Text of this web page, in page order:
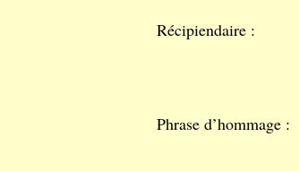
Récipiendaire :
Phrase d’hommage :